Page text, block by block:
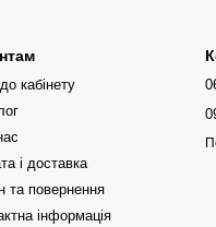
кабінету
і доставка
та повернення
інформація